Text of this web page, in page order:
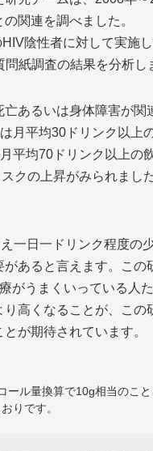
関連を調べました。
陰性者に対して実施
紙調査の結果を分析し
あるいは身体障害が
月平均30ドリンク以
平均70ドリンク以上
クの上昇がみられま
一日一ドリンク程度の
あると言えます。こ
がうまくいっている人
高くなることが、こ
が期待されています。
ル量換算で10g相当のこと
りです。